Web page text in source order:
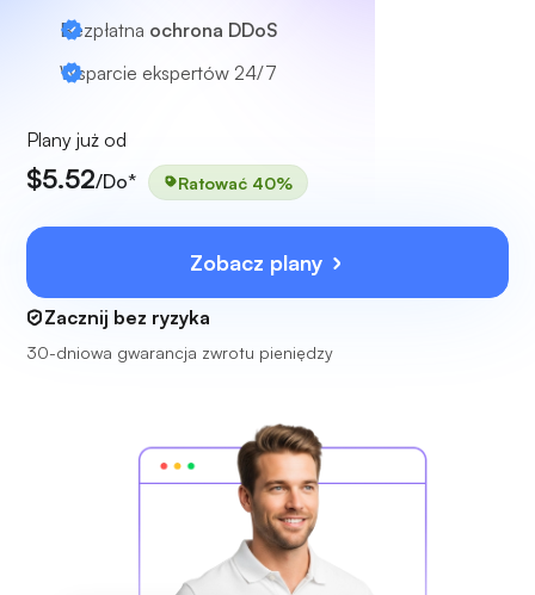
Bezpłatna ochrona DDoS
Wsparcie ekspertów 24/7
Plany już od
$5.52/Do* Ratować 40%
Zobacz plany
Zacznij bez ryzyka
30-dniowa gwarancja zwrotu pieniędzy